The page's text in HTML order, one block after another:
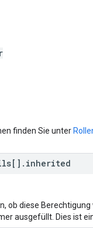
finden Sie unter
. inherited
ob diese Berechtigung
ausgefüllt. Dies ist